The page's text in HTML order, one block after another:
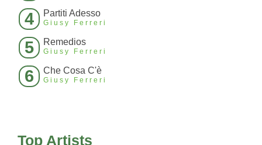
4 Partiti Adesso
Giusy Ferreri
5 Remedios
Giusy Ferreri
6 Che Cosa C'è
Giusy Ferreri
Top Artists